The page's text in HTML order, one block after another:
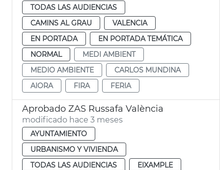
TODAS LAS AUDIENCIAS
CAMINS AL GRAU
VALENCIA
EN PORTADA
EN PORTADA TEMÁTICA
NORMAL
MEDI AMBIENT
MEDIO AMBIENTE
CARLOS MUNDINA
AIORA
FIRA FERIA
Aprobado ZAS Russafa València
modificado hace 3 meses
AYUNTAMIENTO
URBANISMO Y VIVIENDA
TODAS LAS AUDIENCIAS
EIXAMPLE